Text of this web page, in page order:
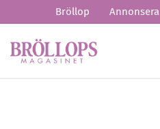
Bröllop Annonsera